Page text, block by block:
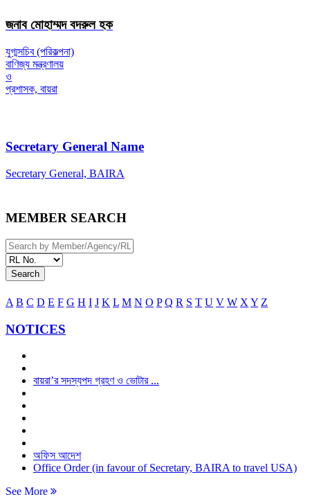
জনাব মোহাম্মদ বদরুল হক
যুগ্মসচিব (পরিকল্পনা)
বাণিজ্য মন্ত্রণালয়
ও
প্রশাসক, বায়রা
Secretary General Name
Secretary General, BAIRA
MEMBER SEARCH
Search
A B C D E F G H I J K L M N O P Q R S T U V W X Y Z
NOTICES
বায়রা’র সদস্যপদ গ্রহণ ও ভোটার ...
অফিস আদেশ
Office Order (in favour of Secretary, BAIRA to travel USA)
See More